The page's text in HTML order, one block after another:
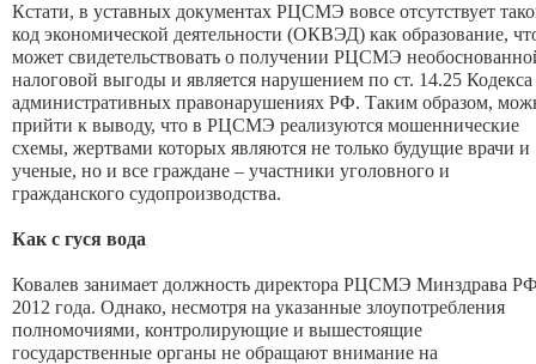
Кстати, в уставных документах РЦСМЭ вовсе отсутствует
код экономической деятельности (ОКВЭД) как образование,
может свидетельствовать о получении РЦСМЭ
налоговой выгоды и является нарушением по ст. 14.25 Кодекса
административных правонарушениях РФ. Таким образом,
прийти к выводу, что в РЦСМЭ реализуются мошеннические
схемы, жертвами которых являются не только будущие врачи и
ученые, но и все граждане – участники уголовного и
гражданского судопроизводства.
Как с гуся вода
Ковалев занимает должность директора РЦСМЭ Минздрава
2012 года. Однако, несмотря на указанные злоупотребления
полномочиями, контролирующие и вышестоящие
государственные органы не обращают внимание на